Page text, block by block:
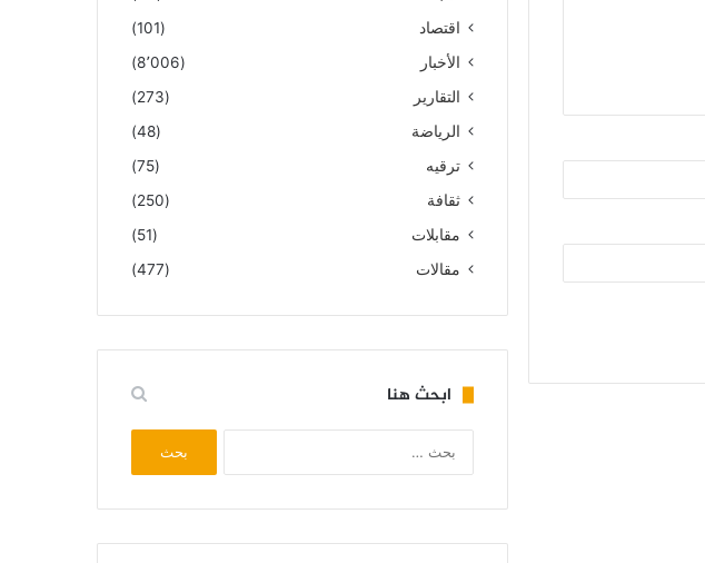
اقتصاد
(101)
الأخبار
(8٬006)
التقارير
(273)
الرياضة
(48)
ترقيه
(75)
ثقافة
(250)
مقابلات
(51)
مقالات
(477)
ابحث هنا